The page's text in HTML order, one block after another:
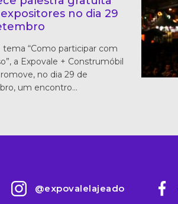
no dia 29
tema “Como participar com
a Expovale + Construmóbil
no dia 29 de
um encontro…
@expovalelajeado